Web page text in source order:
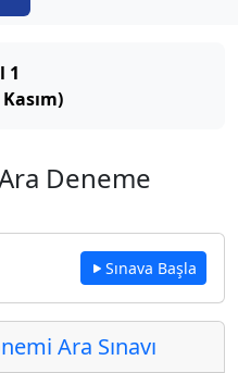
1
Deneme
Sınava Başla
Ara Sınavı